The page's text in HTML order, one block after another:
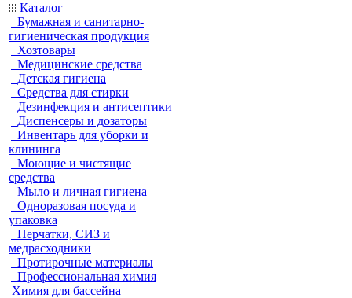
Каталог
Бумажная и санитарно-
гигиеническая продукция
Хозтовары
Медицинские средства
Детская гигиена
Средства для стирки
Дезинфекция и антисептики
Диспенсеры и дозаторы
Инвентарь для уборки и
клининга
Моющие и чистящие
средства
Мыло и личная гигиена
Одноразовая посуда и
упаковка
Перчатки, СИЗ и
медрасходники
Протирочные материалы
Профессиональная химия
Химия для бассейна